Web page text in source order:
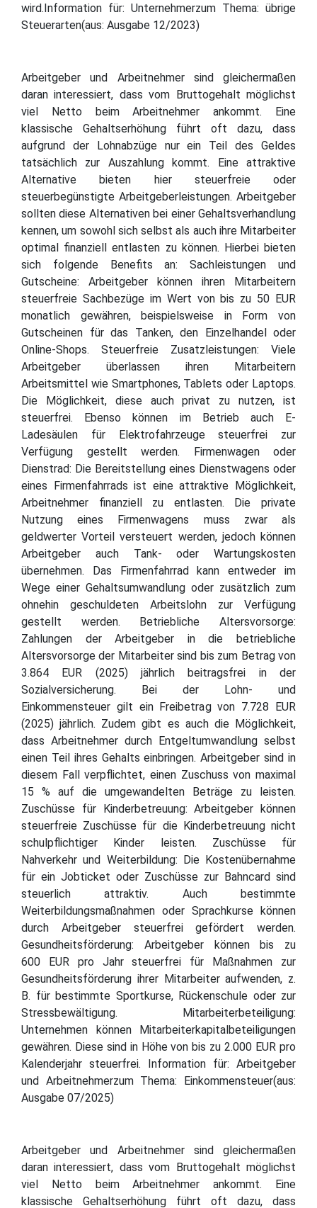
wird.Information für: Unternehmerzum Thema: übrige
Steuerarten(aus: Ausgabe 12/2023)
Arbeitgeber und Arbeitnehmer sind gleichermaßen
daran interessiert, dass vom Bruttogehalt möglichst
viel Netto beim Arbeitnehmer ankommt. Eine
klassische Gehaltserhöhung führt oft dazu, dass
aufgrund der Lohnabzüge nur ein Teil des Geldes
tatsächlich zur Auszahlung kommt. Eine attraktive
Alternative bieten hier steuerfreie oder
steuerbegünstigte Arbeitgeberleistungen. Arbeitgeber
sollten diese Alternativen bei einer Gehaltsverhandlung
kennen, um sowohl sich selbst als auch ihre Mitarbeiter
optimal finanziell entlasten zu können. Hierbei bieten
sich folgende Benefits an: Sachleistungen und
Gutscheine: Arbeitgeber können ihren Mitarbeitern
steuerfreie Sachbezüge im Wert von bis zu 50 EUR
monatlich gewähren, beispielsweise in Form von
Gutscheinen für das Tanken, den Einzelhandel oder
Online-Shops. Steuerfreie Zusatzleistungen: Viele
Arbeitgeber überlassen ihren Mitarbeitern
Arbeitsmittel wie Smartphones, Tablets oder Laptops.
Die Möglichkeit, diese auch privat zu nutzen, ist
steuerfrei. Ebenso können im Betrieb auch E-
Ladesäulen für Elektrofahrzeuge steuerfrei zur
Verfügung gestellt werden. Firmenwagen oder
Dienstrad: Die Bereitstellung eines Dienstwagens oder
eines Firmenfahrrads ist eine attraktive Möglichkeit,
Arbeitnehmer finanziell zu entlasten. Die private
Nutzung eines Firmenwagens muss zwar als
geldwerter Vorteil versteuert werden, jedoch können
Arbeitgeber auch Tank- oder Wartungskosten
übernehmen. Das Firmenfahrrad kann entweder im
Wege einer Gehaltsumwandlung oder zusätzlich zum
ohnehin geschuldeten Arbeitslohn zur Verfügung
gestellt werden. Betriebliche Altersvorsorge:
Zahlungen der Arbeitgeber in die betriebliche
Altersvorsorge der Mitarbeiter sind bis zum Betrag von
3.864 EUR (2025) jährlich beitragsfrei in der
Sozialversicherung. Bei der Lohn- und
Einkommensteuer gilt ein Freibetrag von 7.728 EUR
(2025) jährlich. Zudem gibt es auch die Möglichkeit,
dass Arbeitnehmer durch Entgeltumwandlung selbst
einen Teil ihres Gehalts einbringen. Arbeitgeber sind in
diesem Fall verpflichtet, einen Zuschuss von maximal
15 % auf die umgewandelten Beträge zu leisten.
Zuschüsse für Kinderbetreuung: Arbeitgeber können
steuerfreie Zuschüsse für die Kinderbetreuung nicht
schulpflichtiger Kinder leisten. Zuschüsse für
Nahverkehr und Weiterbildung: Die Kostenübernahme
für ein Jobticket oder Zuschüsse zur Bahncard sind
steuerlich attraktiv. Auch bestimmte
Weiterbildungsmaßnahmen oder Sprachkurse können
durch Arbeitgeber steuerfrei gefördert werden.
Gesundheitsförderung: Arbeitgeber können bis zu
600 EUR pro Jahr steuerfrei für Maßnahmen zur
Gesundheitsförderung ihrer Mitarbeiter aufwenden, z.
B. für bestimmte Sportkurse, Rückenschule oder zur
Stressbewältigung. Mitarbeiterbeteiligung:
Unternehmen können Mitarbeiterkapitalbeteiligungen
gewähren. Diese sind in Höhe von bis zu 2.000 EUR pro
Kalenderjahr steuerfrei. Information für: Arbeitgeber
und Arbeitnehmerzum Thema: Einkommensteuer(aus:
Ausgabe 07/2025)
Arbeitgeber und Arbeitnehmer sind gleichermaßen
daran interessiert, dass vom Bruttogehalt möglichst
viel Netto beim Arbeitnehmer ankommt. Eine
klassische Gehaltserhöhung führt oft dazu, dass